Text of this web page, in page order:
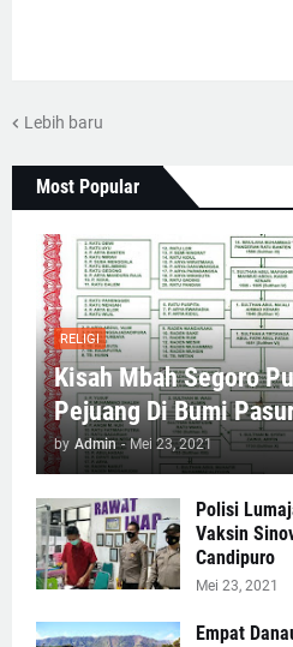
Lebih baru
Most Popular
RELIGI
Kisah Mbah Segoro
Pejuang Di Bumi
by Admin - Mei 23, 2021
Polisi
Vaksin
Candipuro
Mei 23, 2021
Empat